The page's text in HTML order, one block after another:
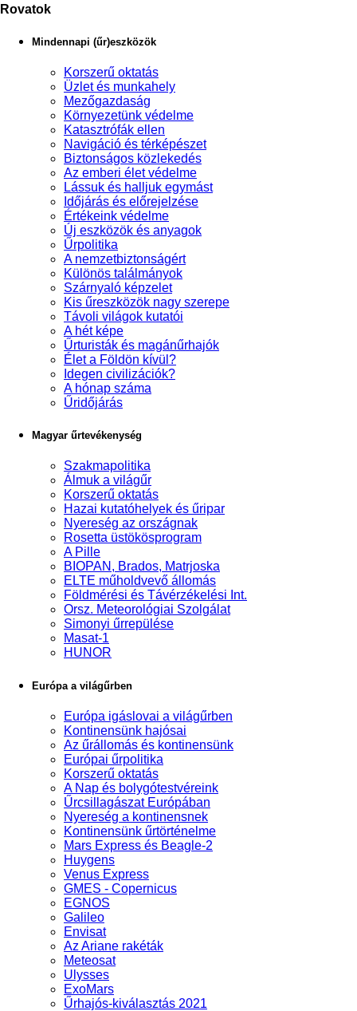
Rovatok
Mindennapi (űr)eszközök
Korszerű oktatás
Üzlet és munkahely
Mezőgazdaság
Környezetünk védelme
Katasztrófák ellen
Navigáció és térképészet
Biztonságos közlekedés
Az emberi élet védelme
Lássuk és halljuk egymást
Időjárás és előrejelzése
Értékeink védelme
Új eszközök és anyagok
Űrpolitika
A nemzetbiztonságért
Különös találmányok
Szárnyaló képzelet
Kis űreszközök nagy szerepe
Távoli világok kutatói
A hét képe
Űrturisták és magánűrhajók
Élet a Földön kívül?
Idegen civilizációk?
A hónap száma
Űridőjárás
Magyar űrtevékenység
Szakmapolitika
Álmuk a világűr
Korszerű oktatás
Hazai kutatóhelyek és űripar
Nyereség az országnak
Rosetta üstökösprogram
A Pille
BIOPAN, Brados, Matrjoska
ELTE műholdvevő állomás
Földmérési és Távérzékelési Int.
Orsz. Meteorológiai Szolgálat
Simonyi űrrepülése
Masat-1
HUNOR
Európa a világűrben
Európa igáslovai a világűrben
Kontinensünk hajósai
Az űrállomás és kontinensünk
Európai űrpolitika
Korszerű oktatás
A Nap és bolygótestvéreink
Űrcsillagászat Európában
Nyereség a kontinensnek
Kontinensünk űrtörténelme
Mars Express és Beagle-2
Huygens
Venus Express
GMES - Copernicus
EGNOS
Galileo
Envisat
Az Ariane rakéták
Meteosat
Ulysses
ExoMars
Űrhajós-kiválasztás 2021